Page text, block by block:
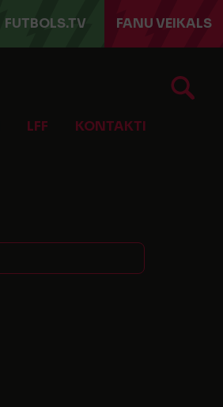
FUTBOLS.TV FANU VEIKALS
LFF KONTAKTI